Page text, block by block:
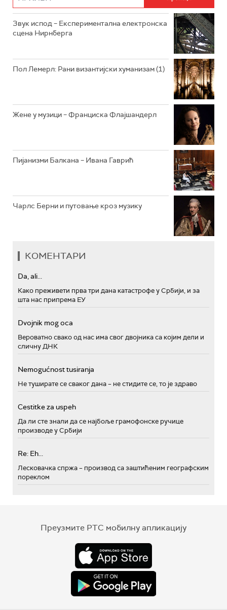
РАДИО ЏЕЗЕР
Звук испод – Експериментална електронска
сцена Нирнберга
Пол Лемерл: Рани византијски хуманизам (1)
Жене у музици – Франциска Флајшандерл
Пијанизми Балкана – Ивана Гаврић
Чарлс Берни и путовање кроз музику
КОМЕНТАРИ
Da, ali...
Како преживети прва три дана катастрофе у Србији, и за
шта нас припрема ЕУ
Dvojnik mog oca
Вероватно свако од нас има свог двојника са којим дели и
сличну ДНК
Nemogućnost tusiranja
Не туширате се сваког дана – не стидите се, то је здраво
Cestitke za uspeh
Да ли сте знали да се најбоље грамофонске ручице
производе у Србији
Re: Eh...
Лесковачка спржа – производ са заштићеним географским
пореклом
Преузмите РТС мобилну апликацију